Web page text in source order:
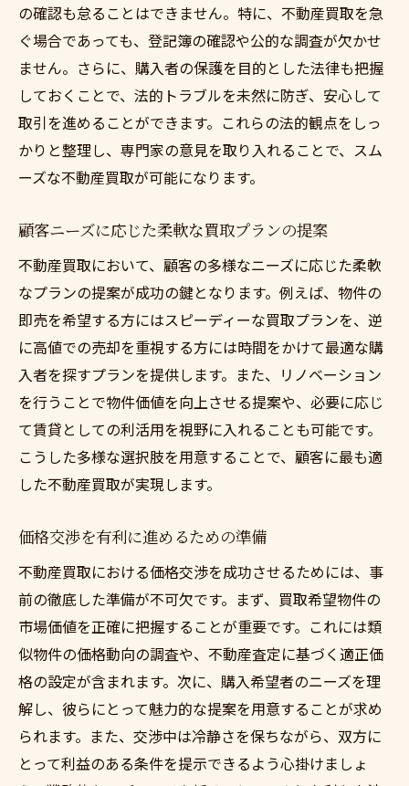
顧客満足度を高めるための取り組み
不動産買取における信頼性の確保
サポート体制とアフターサービスの充実
顧客フィードバックから学ぶサービス改善
不動産買取で資産価値を最大化する方法
資産価値を高めるための最適な戦略
市場分析を基にした価値向上施策
長期視点での資産管理の重要性
適正価格での売却を実現する方法
資産価値を守るためのリスク管理
不動産買取を活用して資産を賢く売却する
資産売却のプロセスとそのメリット
不動産買取の利便性とその活用法
売却目的に応じた最適な買取戦略
資産管理としての不動産買取の役割
資産ポートフォリオの最適化手法
の確認も怠ることはできません。特に、不動産買取を急
ぐ場合であっても、登記簿の確認や公的な調査が欠かせ
ません。さらに、購入者の保護を目的とした法律も把握
しておくことで、法的トラブルを未然に防ぎ、安心して
取引を進めることができます。これらの法的観点をしっ
かりと整理し、専門家の意見を取り入れることで、スム
ーズな不動産買取が可能になります。
顧客ニーズに応じた柔軟な買取プランの提案
不動産買取において、顧客の多様なニーズに応じた柔軟
なプランの提案が成功の鍵となります。例えば、物件の
即売を希望する方にはスピーディーな買取プランを、逆
に高値での売却を重視する方には時間をかけて最適な購
入者を探すプランを提供します。また、リノベーション
を行うことで物件価値を向上させる提案や、必要に応じ
て賃貸としての利活用を視野に入れることも可能です。
こうした多様な選択肢を用意することで、顧客に最も適
した不動産買取が実現します。
価格交渉を有利に進めるための準備
不動産買取における価格交渉を成功させるためには、事
前の徹底した準備が不可欠です。まず、買取希望物件の
市場価値を正確に把握することが重要です。これには類
似物件の価格動向の調査や、不動産査定に基づく適正価
格の設定が含まれます。次に、購入希望者のニーズを理
解し、彼らにとって魅力的な提案を用意することが求め
られます。また、交渉中は冷静さを保ちながら、双方に
とって利益のある条件を提示できるよう心掛けましょ